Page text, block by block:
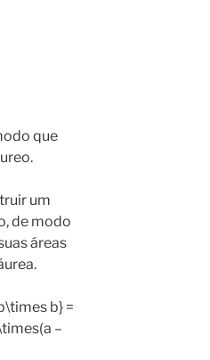
que
um
de modo
áreas
b} =
–